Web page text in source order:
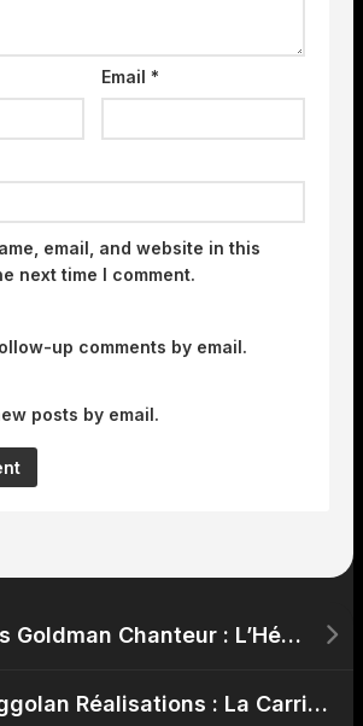
Email*
email, and website in this
next time I comment.
up comments by email.
posts by email.
Jean-Jacques Goldman Chanteur : L’Héritage Musical de Jean-Jacques Goldman
Radja Nainggolan Réalisations : La Carrière de Radja Nainggolan Footballeur